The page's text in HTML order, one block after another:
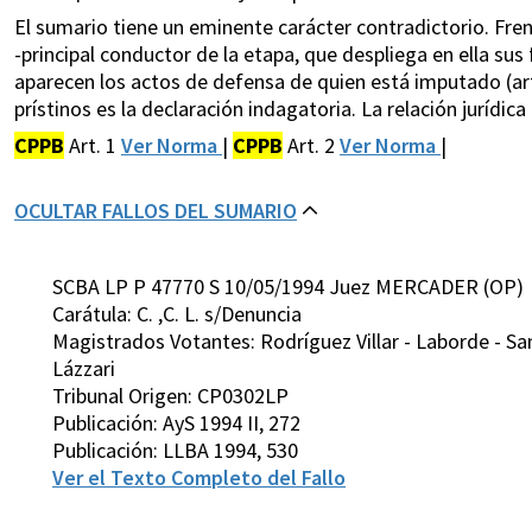
El sumario tiene un eminente carácter contradictorio.
-principal conductor de la etapa, que despliega en ella
aparecen los actos de defensa de quien está imputado
prístinos es la declaración indagatoria. La relación
CPPB Art. 1 Ver Norma | CPPB Art. 2 Ver Norma |
OCULTAR FALLOS DEL SUMARIO
SCBA LP P 47770 S 10/05/1994 Juez MERCADER (OP)
Carátula: C. ,C. L. s/Denuncia
Magistrados Votantes: Rodríguez Villar - Laborde -
Lázzari
Tribunal Origen: CP0302LP
Publicación: AyS 1994 II, 272
Publicación: LLBA 1994, 530
Ver el Texto Completo del Fallo